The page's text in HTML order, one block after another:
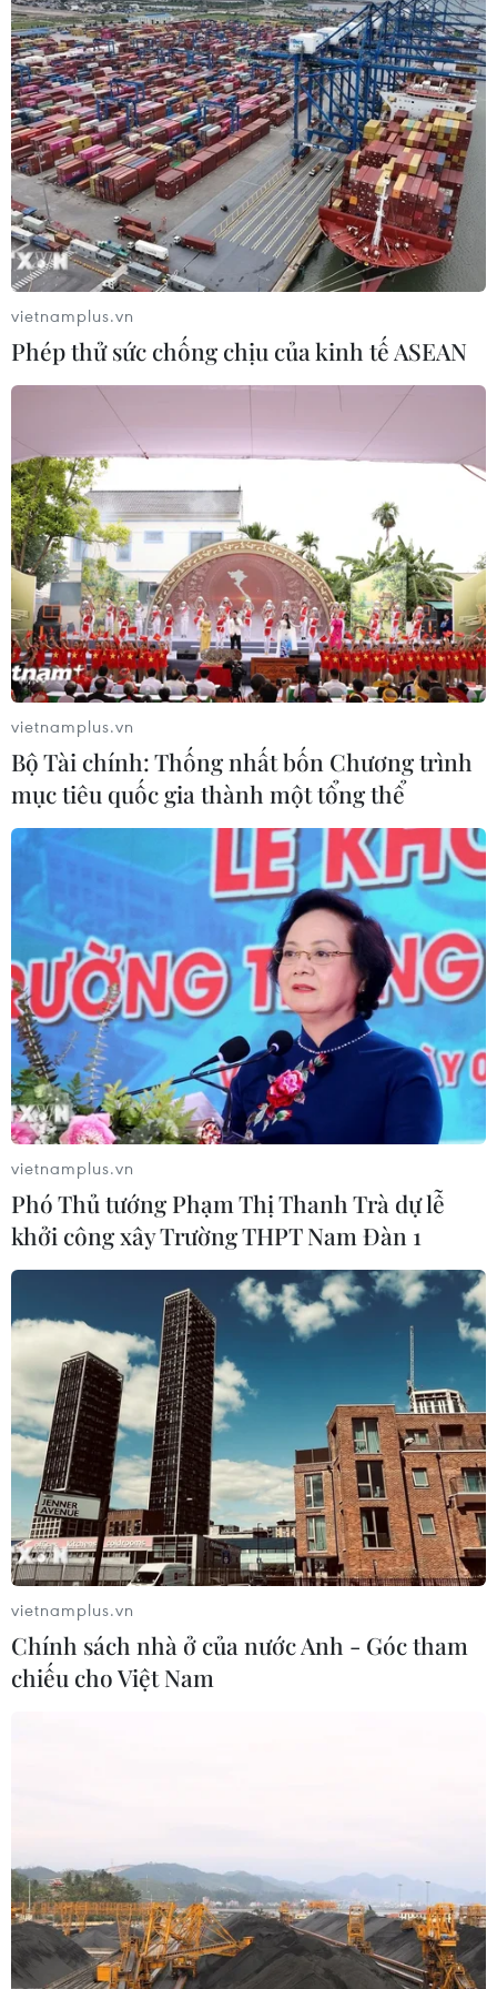
Mỹ can thiệp khẩn cấp, ngăn
Israel mở rộng đòn trừng phạt
vietnamplus.vn
Phép thử sức chống chịu của kinh tế ASEAN
vietnamplus.vn
Bộ Tài chính: Thống nhất bốn Chương trình
mục tiêu quốc gia thành một tổng thể
vietnamplus.vn
Phó Thủ tướng Phạm Thị Thanh Trà dự lễ
khởi công xây Trường THPT Nam Đàn 1
vietnamplus.vn
Chính sách nhà ở của nước Anh - Góc tham
chiếu cho Việt Nam